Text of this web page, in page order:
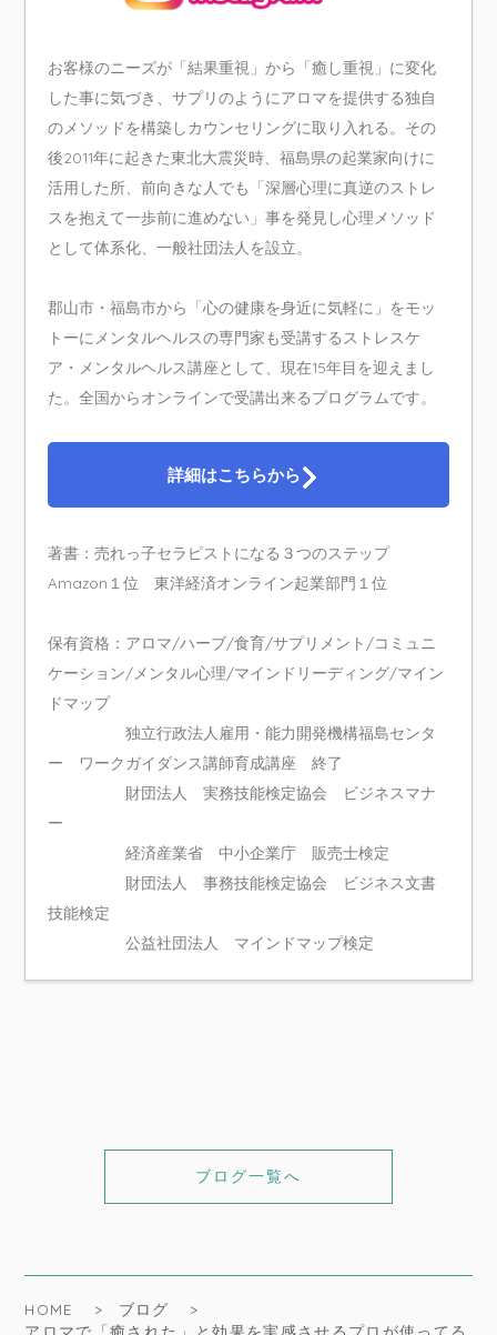
お客様のニーズが「結果重視」から「癒し重視」に変化
した事に気づき、サプリのようにアロマを提供する独自
のメソッドを構築しカウンセリングに取り入れる。その
後2011年に起きた東北大震災時、福島県の起業家向けに
活用した所、前向きな人でも「深層心理に真逆のストレ
スを抱えて一歩前に進めない」事を発見し心理メソッド
として体系化、一般社団法人を設立。
郡山市・福島市から「心の健康を身近に気軽に」をモッ
トーにメンタルヘルスの専門家も受講するストレスケ
ア・メンタルヘルス講座として、現在15年目を迎えまし
た。全国からオンラインで受講出来るプログラムです。
詳細はこちらから
著書：売れっ子セラピストになる３つのステップ
Amazon１位 東洋経済オンライン起業部門１位
保有資格：アロマ/ハーブ/食育/サプリメント/コミュニ
ケーション/メンタル心理/マインドリーディング/マイン
ドマップ
独立行政法人雇用・能力開発機構福島センタ
ー ワークガイダンス講師育成講座 終了
財団法人 実務技能検定協会 ビジネスマナ
ー
経済産業省 中小企業庁 販売士検定
財団法人 事務技能検定協会 ビジネス文書
技能検定
公益社団法人 マインドマップ検定
ブログ一覧へ
HOME
ブログ
アロマで「癒された」と効果を実感させるプロが使ってる